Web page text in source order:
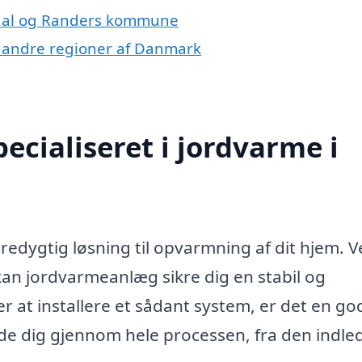
og Randers kommune
regioner af Danmark
i jordvarme i
løsning til opvarmning af dit hjem.
jordvarmeanlæg sikre dig en stabil og
at installere et sådant system, er det en
dig gjennom hele processen, fra den